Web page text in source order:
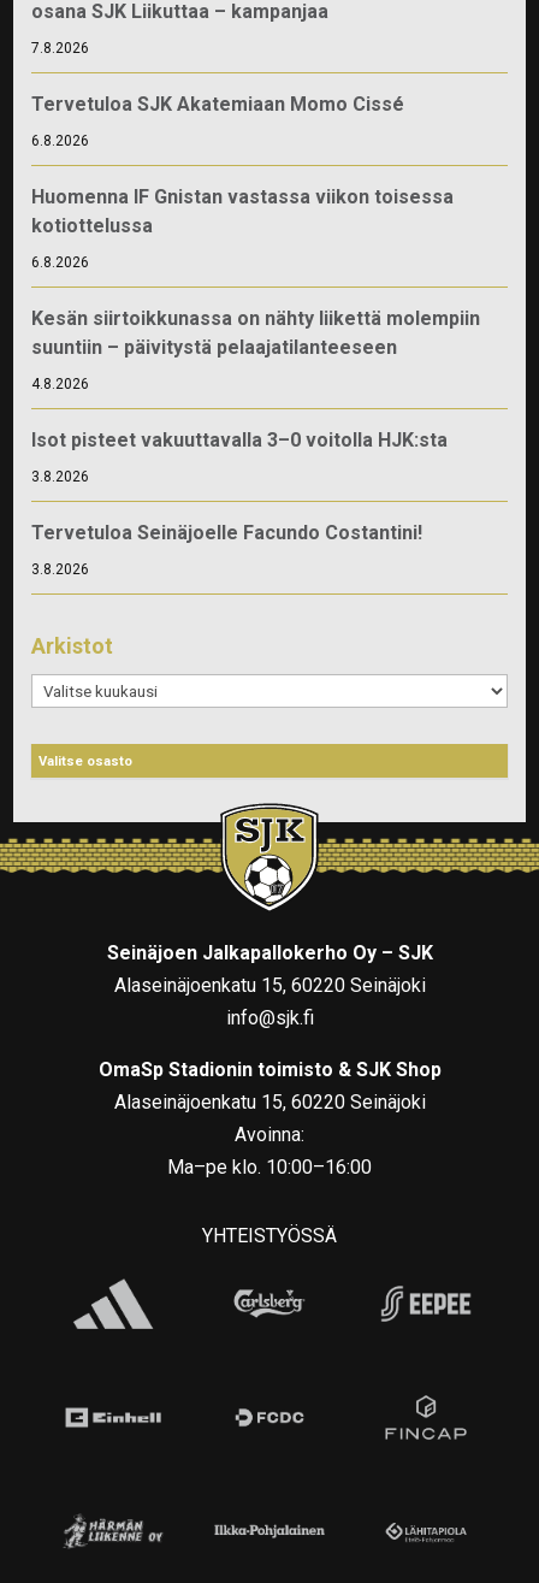
osana SJK Liikuttaa – kampanjaa
7.8.2026
Tervetuloa SJK Akatemiaan Momo Cissé
6.8.2026
Huomenna IF Gnistan vastassa viikon toisessa
kotiottelussa
6.8.2026
Kesän siirtoikkunassa on nähty liikettä molempiin
suuntiin – päivitystä pelaajatilanteeseen
4.8.2026
Isot pisteet vakuuttavalla 3–0 voitolla HJK:sta
3.8.2026
Tervetuloa Seinäjoelle Facundo Costantini!
3.8.2026
Arkistot
Arkistot
Seinäjoen Jalkapallokerho Oy – SJK
Alaseinäjoenkatu 15, 60220 Seinäjoki
info@sjk.fi
OmaSp Stadionin toimisto & SJK Shop
Alaseinäjoenkatu 15, 60220 Seinäjoki
Avoinna:
Ma–pe klo. 10:00–16:00
YHTEISTYÖSSÄ